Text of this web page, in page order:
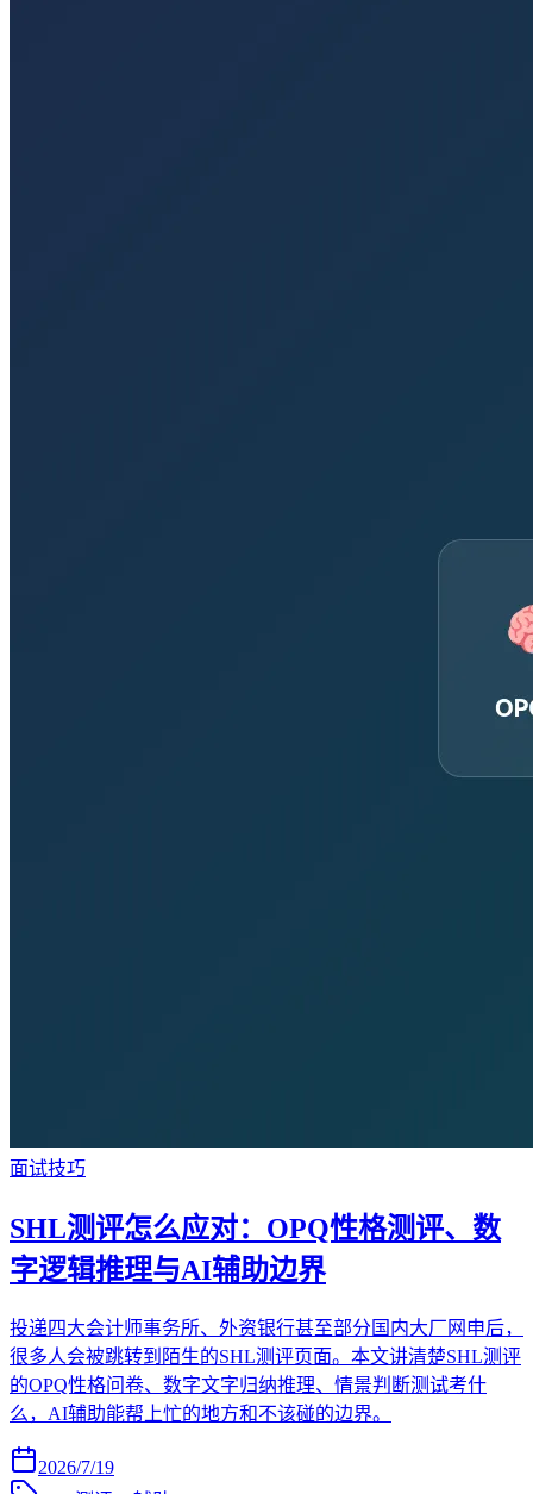
面试技巧
SHL测评怎么应对：OPQ性格测评、数
字逻辑推理与AI辅助边界
投递四大会计师事务所、外资银行甚至部分国内大厂网申后，
很多人会被跳转到陌生的SHL测评页面。本文讲清楚SHL测评
的OPQ性格问卷、数字文字归纳推理、情景判断测试考什
么，AI辅助能帮上忙的地方和不该碰的边界。
2026/7/19